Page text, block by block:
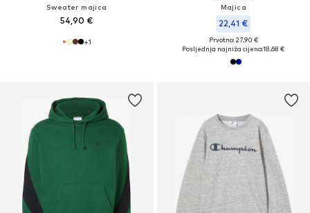
Sweater majica
54,90 €
+1
Majica
22,41 €
Prvotno: 27,90 €
Posljednja najniža cijena:18,68 €